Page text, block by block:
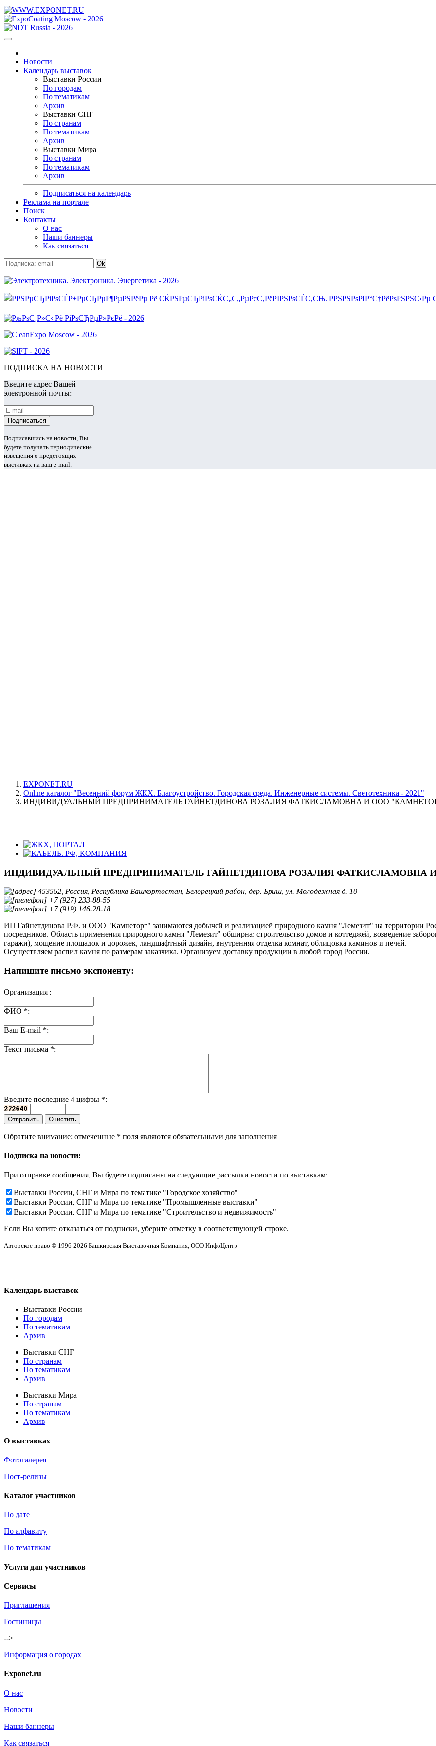
Новости
Календарь выставок
Выставки России
По городам
По тематикам
Архив
Выставки СНГ
По странам
По тематикам
Архив
Выставки Мира
По странам
По тематикам
Архив
Подписаться на календарь
Реклама на портале
Поиск
Контакты
О нас
Наши баннеры
Как связаться
ПОДПИСКА НА НОВОСТИ
Введите адрес Вашей
электронной почты:
Подписавшись на новости, Вы
будете получать периодические
извещения о предстоящих
выставках на ваш e-mail.
EXPONET.RU
Online каталог "Весенний форум ЖКХ. Благоустройство. Городская среда. Инженерные системы. Светотехника - 2021"
ИНДИВИДУАЛЬНЫЙ ПРЕДПРИНИМАТЕЛЬ ГАЙНЕТДИНОВА РОЗАЛИЯ ФАТКИСЛАМОВНА И ООО
ИНДИВИДУАЛЬНЫЙ ПРЕДПРИНИМАТЕЛЬ ГАЙНЕТДИНОВА РОЗАЛИЯ ФАТКИСЛАМОВНА
453562, Россия, Республика Башкортостан, Белорецкий район, дер. Бриш, ул. Молодежная д. 10
+7 (927) 233-88-55
+7 (919) 146-28-18
ИП Гайнетдинова Р.Ф. и ООО "Камнеторг" занимаются добычей и реализацией природного камня "Лемезит" на территории
посредников. Область применения природного камня "Лемезит" обширна: строительство домов и коттеджей, возведение
гаражи), мощение площадок и дорожек, ландшафтный дизайн, внутренняя отделка комнат, облицовка каминов и печей.
Осуществляем распил камня по размерам заказчика. Организуем доставку продукции в любой город России.
Напишите письмо экспоненту:
Организация :
ФИО *:
Ваш E-mail *:
Текст письма *:
Введите последние 4 цифры *:
Обратите внимание: отмеченные * поля являются обязательными для заполнения
Подписка на новости:
При отправке сообщения, Вы будете подписаны на следующие рассылки новости по выставкам:
Выставки России, СНГ и Мира по тематике "Городское хозяйство"
Выставки России, СНГ и Мира по тематике "Промышленные выставки"
Выставки России, СНГ и Мира по тематике "Строительство и недвижимость"
Если Вы хотите отказаться от подписки, уберите отметку в соответствующей строке.
Авторское право © 1996-2026 Башкирская Выставочная Компания, ООО ИнфоЦентр
Календарь выставок
Выставки России
По городам
По тематикам
Архив
Выставки СНГ
По странам
По тематикам
Архив
Выставки Мира
По странам
По тематикам
Архив
О выставках
Фотогалерея
Пост-релизы
Каталог участников
По дате
По алфавиту
По тематикам
Услуги для участников
Сервисы
Приглашения
Гостиницы
-->
Информация о городах
Exponet.ru
О нас
Новости
Наши баннеры
Как связаться